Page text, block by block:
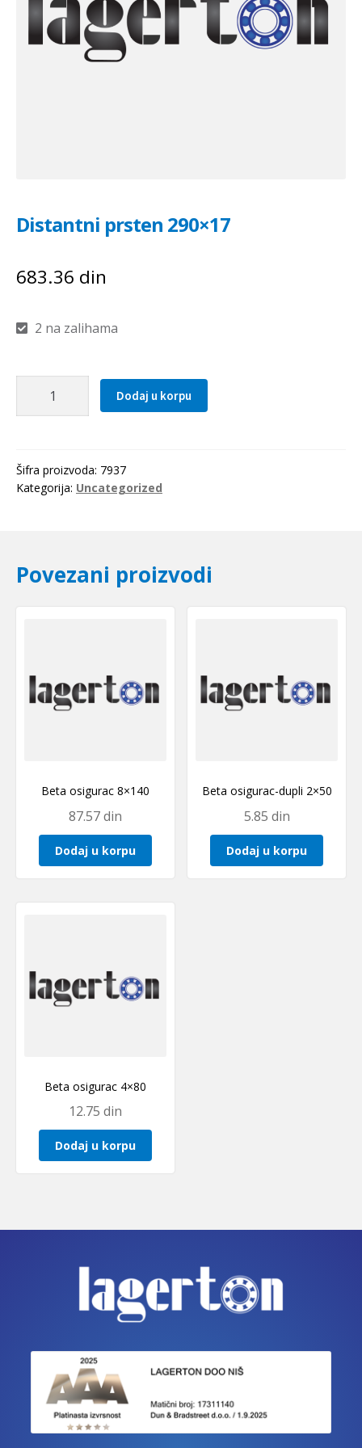
Distantni prsten 290×17
683.36 din
2 na zalihama
prsten
Dodaj u korpu
Šifra proizvoda: 7937
Kategorija: Uncategorized
Povezani proizvodi
Beta osigurac 8×140
87.57din
Dodaj u korpu
Beta osigurac-dupli 2×50
5.85 din
Dodaj u korpu
Beta osigurac 4×80
12.75 din
Dodaj u korpu